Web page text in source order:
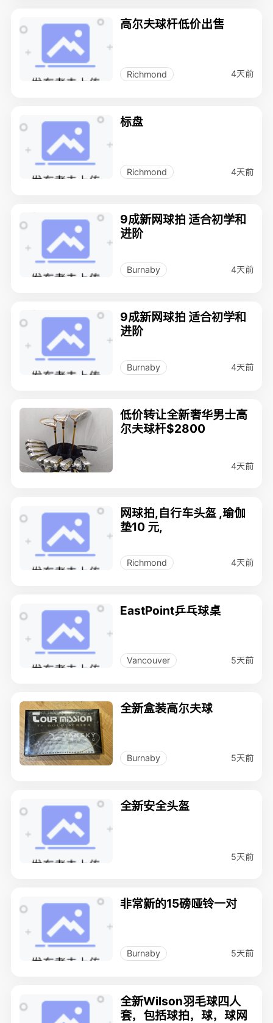
高尔夫球杆低价出售
Richmond 4天前
标盘
Richmond 4天前
9成新网球拍 适合初学和
进阶
Burnaby 4天前
9成新网球拍 适合初学和
进阶
Burnaby 4天前
低价转让全新奢华男士高
尔夫球杆$2800
4天前
网球拍,自行车头盔 ,瑜伽
垫10 元,
Richmond 4天前
EastPoint乒乓球桌
Vancouver 5天前
全新盒装高尔夫球
Burnaby 5天前
全新安全头盔
5天前
非常新的15磅哑铃一对
Burnaby 5天前
全新Wilson羽毛球四人
套，包括球拍，球，球网